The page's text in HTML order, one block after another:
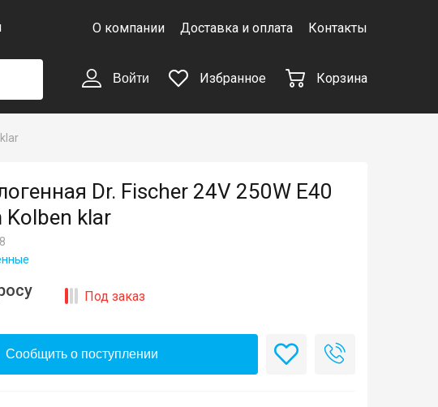
О компании Доставка и оплата Контакты
Войти Избранное Корзина
Dr. Fischer 24V 250W E40
klar
Под заказ
Сообщить о поступлении